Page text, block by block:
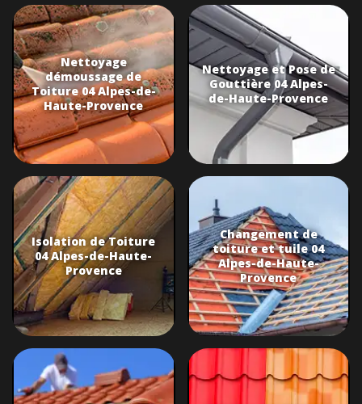
Nettoyage
démoussage de
Toiture 04 Alpes-de-
Haute-Provence
Nettoyage et Pose de
Gouttière 04 Alpes-
de-Haute-Provence
Isolation de Toiture
04 Alpes-de-Haute-
Provence
Changement de
toiture et tuile 04
Alpes-de-Haute-
Provence